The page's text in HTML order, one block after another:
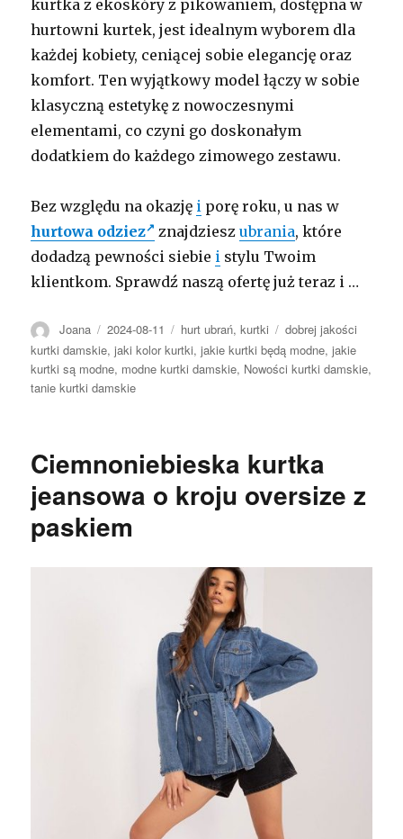
kurtka z ekoskóry z pikowaniem, dostępna w
hurtowni kurtek, jest idealnym wyborem dla
każdej kobiety, ceniącej sobie elegancję oraz
komfort. Ten wyjątkowy model łączy w sobie
klasyczną estetykę z nowoczesnymi
elementami, co czyni go doskonałym
dodatkiem do każdego zimowego zestawu.
Bez względu na okazję i porę roku, u nas w
hurtowa odziez
znajdzieszubrania, które
dodadzą pewności siebie i stylu Twoim
klientkom. Sprawdź naszą ofertę już teraz i …
Autor
Joana Opublikowano
2024-08-11 Kategorie
hurt ubrań,kurtki Tagi
dobrej jakości
kurtki damskie,jaki kolor kurtki,jakie kurtki będą modne,jakie
kurtki są modne, modne kurtki damskie, Nowości kurtki damskie,
tanie kurtki damskie
Ciemnoniebieska kurtka
jeansowa o kroju oversize z
paskiem